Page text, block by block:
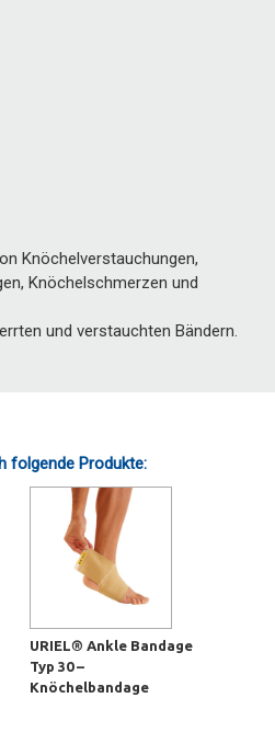
Knöchelverstauchungen,
Knöchelschmerzen und
und verstauchten Bändern.
folgende Produkte:
URIEL® Ankle Bandage
Typ 30 –
Knöchelbandage